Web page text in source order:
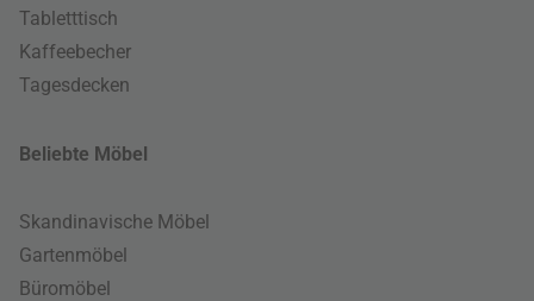
Tabletttisch
Kaffeebecher
Tagesdecken
Beliebte Möbel
Skandinavische Möbel
Gartenmöbel
Büromöbel